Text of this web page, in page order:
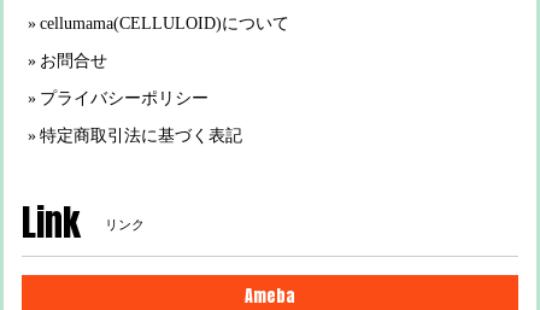
cellumama(CELLULOID)について
お問合せ
プライバシーポリシー
特定商取引法に基づく表記
Link リンク
Ameba